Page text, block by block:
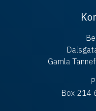
Gamla
Box 214